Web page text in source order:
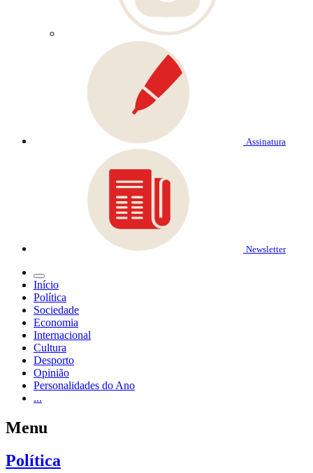
Assinatura
Newsletter
Início
Política
Sociedade
Economia
Internacional
Cultura
Desporto
Opinião
Personalidades do Ano
...
Menu
Política